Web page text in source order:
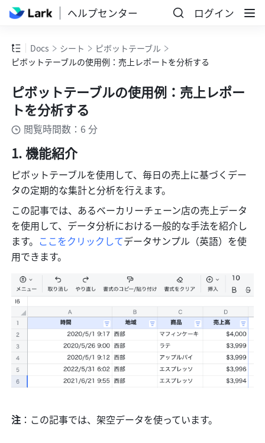
ヘルプセンター ログイン
Docs シート
ピボットテーブル
ピボットテーブルの使用例：売上レポートを分析する
ピボットテーブルの使用例：売上レポー
トを分析する
閲覧時間数：6 分
機能紹介
ピボットテーブルを使用して、毎日の売上に基づくデー
タの定期的な集計と分析を行えます。
この記事では、あるベーカリーチェーン店の売上データ
を使用して、データ分析における一般的な手法を紹介し
ます。 ここをクリックしてデータサンプル（英語）を使
用できます。
注 ：この記事では、架空データを使っています。